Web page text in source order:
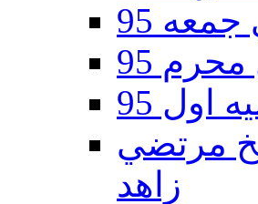
95
95
95
حاج شيخ مرتضي
زاهد